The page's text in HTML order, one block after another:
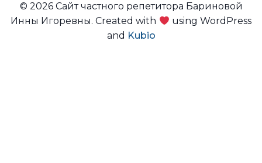
© 2026 Сайт частного репетитора Бариновой
Инны Игоревны. Created with
using WordPress
and Kubio